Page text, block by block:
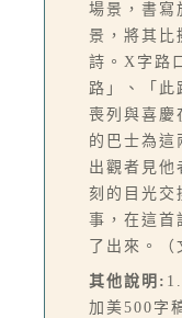
場景，書寫
景，將其比
詩。X字路
路」、「此
喪列與喜慶
的巴士為這
出觀者見他
刻的目光交
事，在這首
了出來。（
其他說明:
加美500字